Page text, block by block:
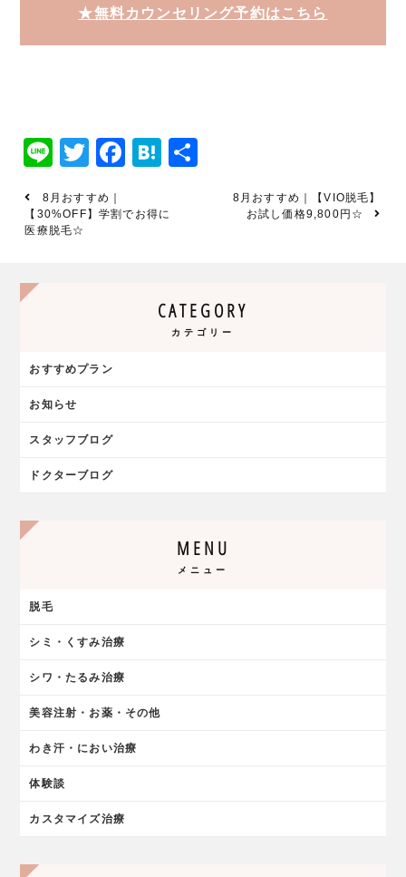
★無料カウンセリング予約はこちら
LineTwitter
Facebook
Hatena
8月おすすめ｜
【30%OFF】学割でお得に
医療脱毛☆
8月おすすめ｜【VIO脱毛】
お試し価格9,800円☆
CATEGORY
カテゴリー
おすすめプラン
お知らせ
スタッフブログ
ドクターブログ
MENU
メニュー
脱毛
シミ・くすみ治療
シワ・たるみ治療
美容注射・お薬・その他
わき汗・におい治療
体験談
カスタマイズ治療